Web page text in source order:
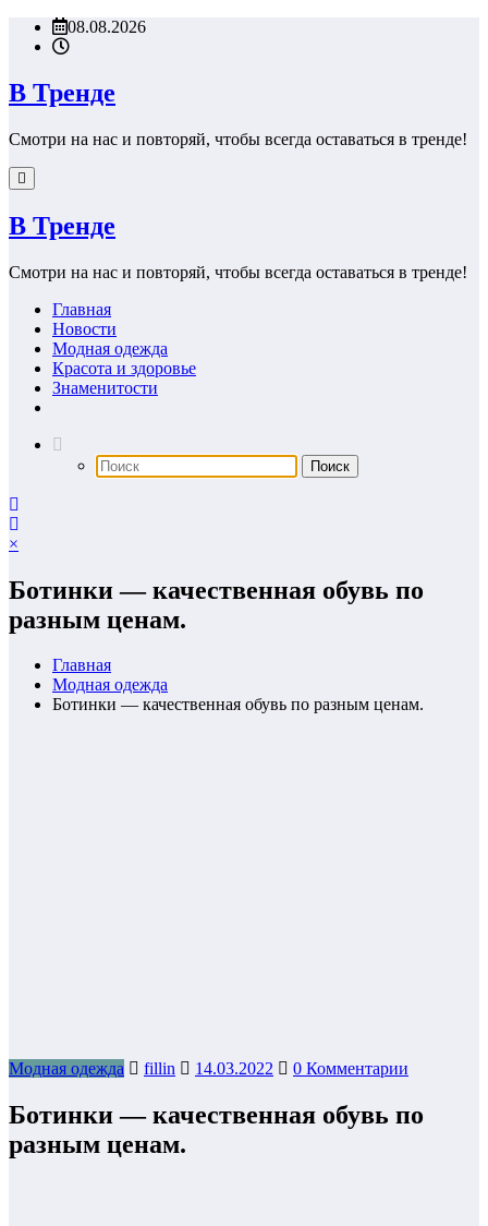
Перейти08.08.2026
В Тренде
Смотри на нас и повторяй, чтобы всегда оставаться в тренде!
В Тренде
Смотри на нас и повторяй, чтобы всегда оставаться в тренде!
Главная
Новости
Модная одежда
Красота и здоровье
Знаменитости
×
Ботинки — качественная обувь по
разным ценам.
Главная
Модная одежда
Ботинки — качественная обувь по разным ценам.
Модная одежда fillin 14.03.2022 0 Комментарии
Ботинки — качественная обувь по
разным ценам.